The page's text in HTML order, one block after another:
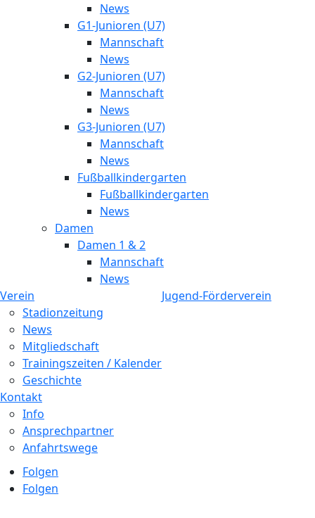
News
G1-Junioren (U7)
Mannschaft
News
G2-Junioren (U7)
Mannschaft
News
G3-Junioren (U7)
Mannschaft
News
Fußballkindergarten
Fußballkindergarten
News
Damen
Damen 1 & 2
Mannschaft
News
Verein
Stadionzeitung
News
Mitgliedschaft
Trainingszeiten / Kalender
Geschichte
Jugend-Förderverein
Kontakt
Info
Ansprechpartner
Anfahrtswege
Folgen
Folgen